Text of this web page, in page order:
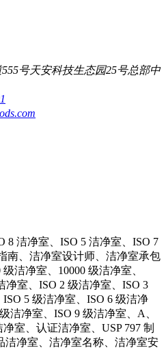
号天安科技生态园25号总部中
8 洁净室、ISO 5 洁净室、ISO 7
南、洁净室设计师、洁净室承包
洁净室、10000 级洁净室、
净室、ISO 2 级洁净室、ISO 3
5 级洁净室、ISO 6 级洁净
洁净室、ISO 9 级洁净室、A、
室、认证洁净室、USP 797 制
洁净室、洁净室名称、洁净室安